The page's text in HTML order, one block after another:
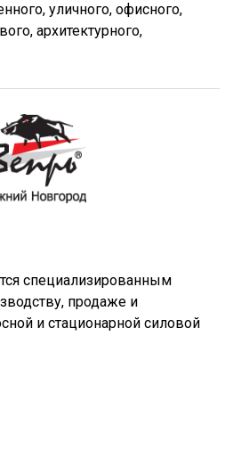
уличного, офисного,
архитектурного,
специализированным
продаже и
и стационарной силовой